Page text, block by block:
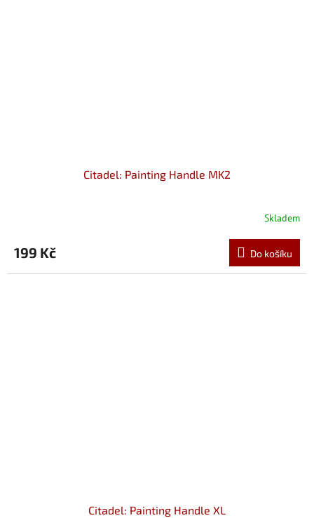
Citadel: Painting Handle MK2
Skladem
199 Kč Do košíku
Citadel: Painting Handle XL